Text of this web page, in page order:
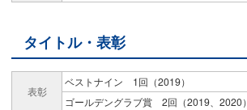
タイトル・表彰
表彰
ベストナイン 1回（2019）
ゴールデングラブ賞 2回（2019、2020）